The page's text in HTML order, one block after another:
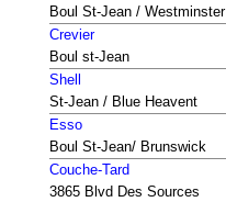
Boul St-Jean / Westminster
Crevier
Boul st-Jean
Shell
St-Jean / Blue Heavent
Esso
Boul St-Jean/ Brunswick
Couche-Tard
3865 Blvd Des Sources